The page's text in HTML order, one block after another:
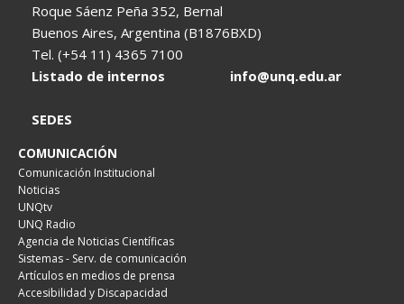
Roque Sáenz Peña 352, Bernal
Buenos Aires, Argentina (B1876BXD)
Tel. (+54 11) 4365 7100
Listado de internos
info@unq.edu.ar
SEDES
COMUNICACIÓN
Comunicación Institucional
Noticias
UNQtv
UNQ Radio
Agencia de Noticias Científicas
Sistemas - Serv. de comunicación
Artículos en medios de prensa
Accesibilidad y Discapacidad